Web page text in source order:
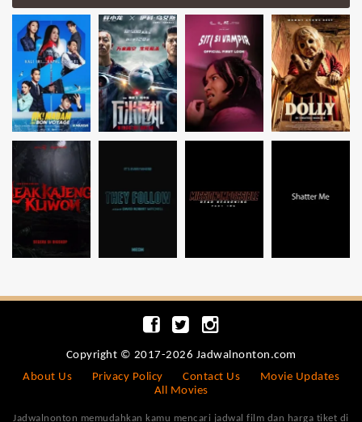
Copyright © 2017-2026 Jadwalnonton.com
About Us
Privacy Policy Contact Us
Movie Updates
All Movies
Jadwalnonton memudahkan kamu mencari jadwal film dan harga tiket di